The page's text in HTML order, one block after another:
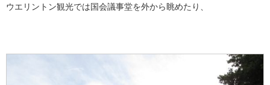
ウエリントン観光では国会議事堂を外から眺めたり、